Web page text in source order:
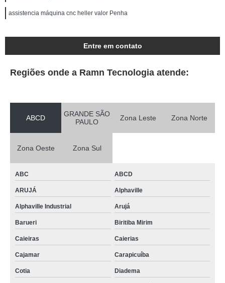
assistencia máquina cnc heller valor Penha
Entre em contato
Regiões onde a Ramn Tecnologia atende:
ABCD
GRANDE SÃO
PAULO
Zona Leste Zona Norte
Zona Oeste Zona Sul
ABC ABCD
ARUJÁ Alphaville
Alphaville Industrial Arujá
Barueri Biritiba Mirim
Caieiras Caierias
Cajamar Carapicuíba
Cotia Diadema